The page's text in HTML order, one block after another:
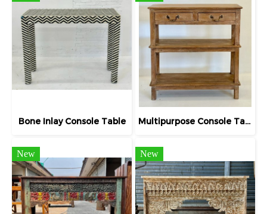
Bone Inlay Console Table Multipurpose Console Table Teak Rack with Drawers
New New